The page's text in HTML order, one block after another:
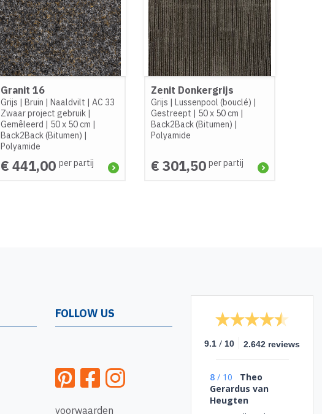
Granit 16
Grijs |Bruin |Naaldvilt |AC 33
Zwaar project gebruik |
Gemêleerd | 50 x 50 cm |
Back2Back (Bitumen) |
Polyamide
€ 441,00 per partij
Zenit Donkergrijs
Grijs | Lussenpool (bouclé) |
Gestreept | 50 x 50 cm |
Back2Back (Bitumen) |
Polyamide
€ 301,50 per partij
FOLLOW US
voorwaarden
9.1 / 10 2.642 reviews
8 / 10
Theo
Gerardus van
Heugten